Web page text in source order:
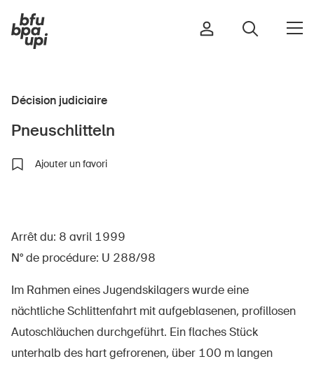
Sport et activité physique
Maison et jardin
Seniors
École
Entreprises
Décision judiciaire
Pneuschlitteln
Ajouter un favori
Arrêt du: 8 avril 1999
N° de procédure: U 288/98
Im Rahmen eines Jugendskilagers wurde eine
nächtliche Schlittenfahrt mit aufgeblasenen, profillosen
Autoschläuchen durchgeführt. Ein flaches Stück
unterhalb des hart gefrorenen, über 100 m langen